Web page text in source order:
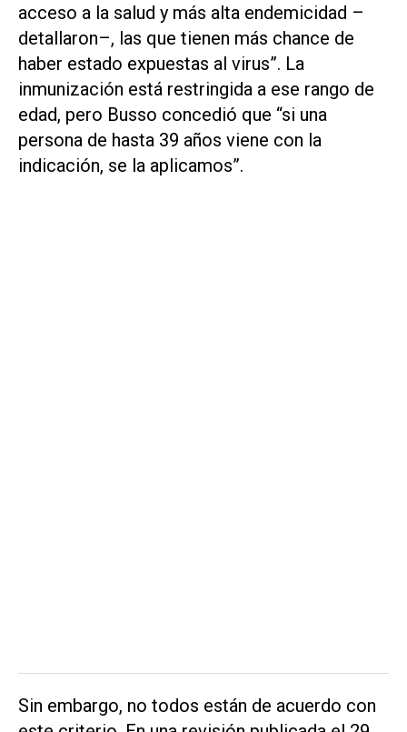
acceso a la salud y más alta endemicidad –
detallaron–, las que tienen más chance de
haber estado expuestas al virus”. La
inmunización está restringida a ese rango de
edad, pero Busso concedió que “si una
persona de hasta 39 años viene con la
indicación, se la aplicamos”.
Sin embargo, no todos están de acuerdo con